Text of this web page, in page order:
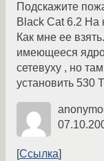
Подскажите
Black Cat 6.2 На
Как мне ее
имеющееся ядро
сетевуху , но
установить 530
Ссылка